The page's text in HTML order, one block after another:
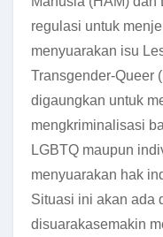
regulasi untuk
menyuarakan isu
Transgender-Queer
digaungkan untuk
mengkriminalisasi
LGBTQ maupun
menyuarakan hak
Situasi ini akan ada
disuarakasemakin